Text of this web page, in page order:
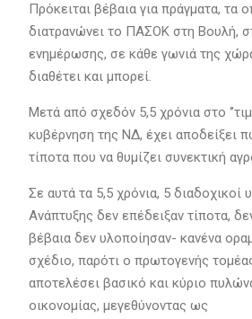
Πρόκειται βέβαια για πράγματα, τα
διατρανώνει το ΠΑΣΟΚ στη Βουλή,
ενημέρωσης, σε κάθε γωνιά της
διαθέτει και μπορεί.
Μετά από σχεδόν 5,5 χρόνια στο
κυβέρνηση της ΝΔ, έχει αποδείξει
τίποτα που να θυμίζει συνεκτική
Σε αυτά τα 5,5 χρόνια, 5 διαδοχικοί
Ανάπτυξης δεν επέδειξαν τίποτα,
βέβαια δεν υλοποίησαν- κανένα
σχέδιο, παρότι ο πρωτογενής
αποτελέσει βασικό και κύριο
οικονομίας, μεγεθύνοντας ως